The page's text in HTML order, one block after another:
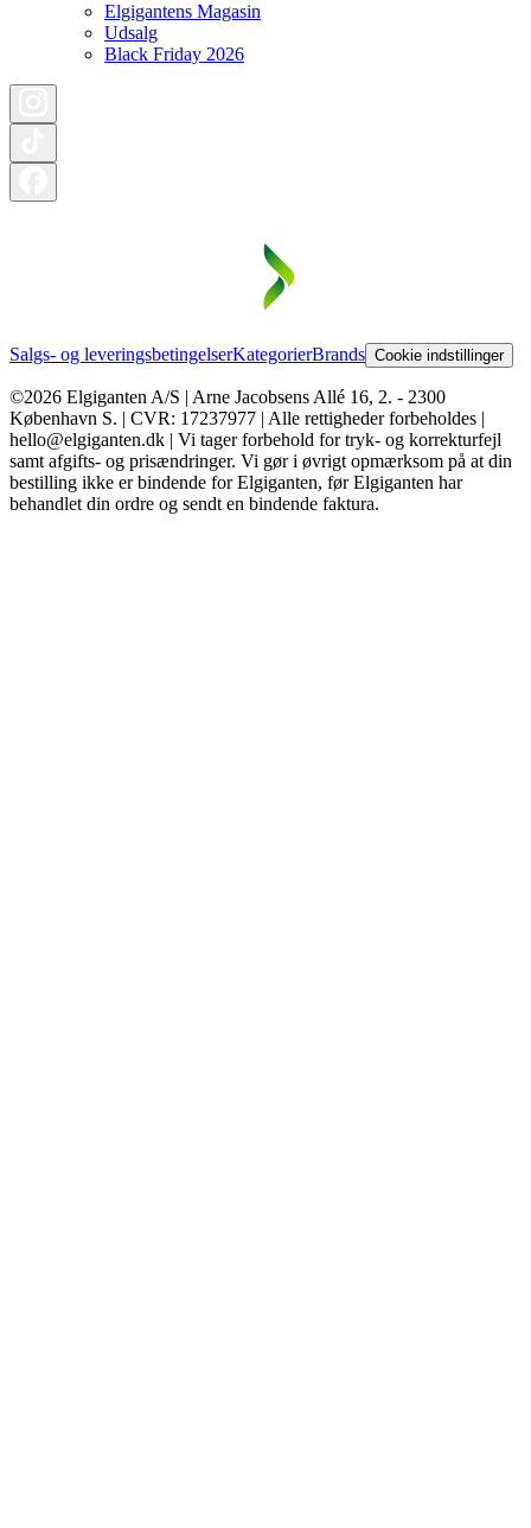
Elgigantens Magasin
Udsalg
Black Friday 2026
Salgs- og leveringsbetingelserKategorierBrands Cookie indstillinger
©2026 Elgiganten A/S | Arne Jacobsens Allé 16, 2. - 2300
København S. | CVR: 17237977 | Alle rettigheder forbeholdes |
hello@elgiganten.dk | Vi tager forbehold for tryk- og korrekturfejl
samt afgifts- og prisændringer. Vi gør i øvrigt opmærksom på at din
bestilling ikke er bindende for Elgiganten, før Elgiganten har
behandlet din ordre og sendt en bindende faktura.